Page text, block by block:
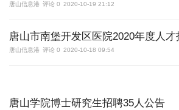
唐山信息港 评论 0 2020-10-19 21:12
唐山市南堡开发区医院2020年度人才
唐山信息港 评论 0 2020-10-18 09:54
唐山学院博士研究生招聘35人公告